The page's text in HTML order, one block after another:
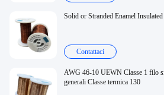
Solid or Stranded Enamel
Contattaci
AWG 46-10 UEWN Classe 1 filo
generali Classe termica 130